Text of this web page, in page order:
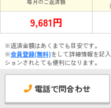
9,681円
※返済金額はあくまでも目安です。
※会員登録(無料)をして詳細情報を記
ションされとても便利になります。
電話で問合わせ